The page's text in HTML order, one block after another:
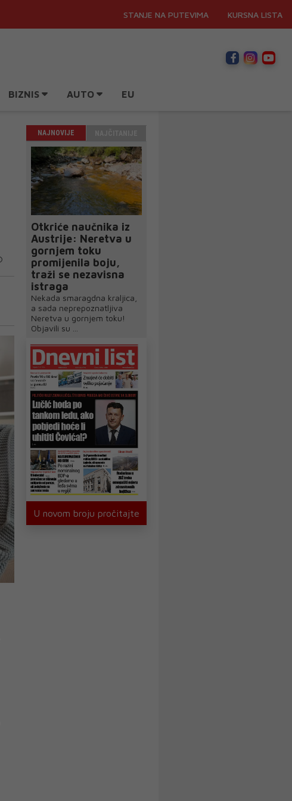
STANJE NA PUTEVIMA KURSNA LISTA
BIZNIS AUTO EU
NAJNOVIJE
Otkriće naučnika iz
Austrije: Neretva u
gornjem toku
promijenila boju,
traži se nezavisna
istraga
Nekada smaragdna kraljica,
a sada neprepoznatljiva
Neretva u gornjem toku!
Objavili su ...
U novom broju pročitajte